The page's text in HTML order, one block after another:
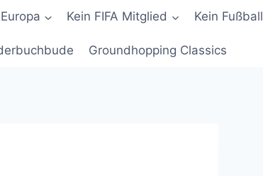
Europa Kein FIFA Mitglied Kein Fußball
Groundhopping Classics